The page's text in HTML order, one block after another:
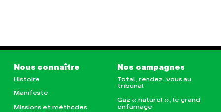
Nous connaître
Histoire
Manifeste
Missions et méthodes
Nos campagnes
Total, rendez-vous au
tribunal
Gaz « naturel », le grand
enfumage